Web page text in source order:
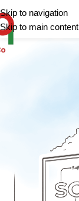
Skip to navigation
Skip to main content